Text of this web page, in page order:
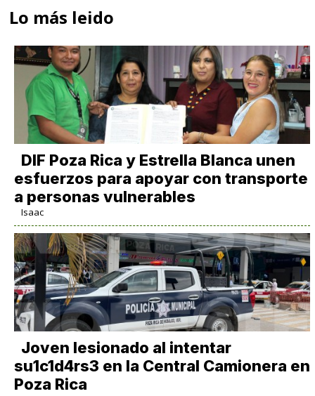
Lo más leido
DIF Poza Rica y Estrella Blanca unen
esfuerzos para apoyar con transporte
a personas vulnerables
Isaac
Joven lesionado al intentar
su1c1d4rs3 en la Central Camionera en
Poza Rica